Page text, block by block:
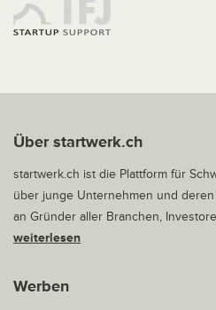
Über startwerk.ch
startwerk.ch ist die Plattform für
über junge Unternehmen und
an Gründer aller Branchen,
weiterlesen
Werben